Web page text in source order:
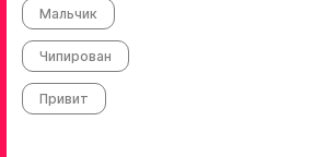
Мальчик
Чипирован
Привит